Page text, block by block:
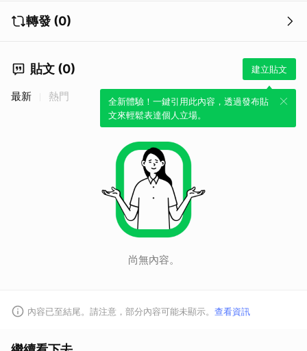
轉發 (0)
貼文 (0) 建立貼文
全新體驗！一鍵引用此內容，透過發布貼
文來輕鬆表達個人立場。
最新 熱門
尚無內容。
內容已至結尾。請注意，部分內容可能未顯示。 查看資訊
取消